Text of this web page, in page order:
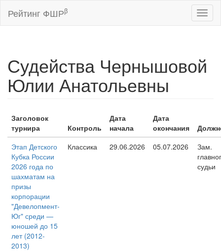
Рейтинг ФШРβ
Судейства Чернышовой
Юлии Анатольевны
Заголовок
турнира
Контроль
Дата
начала
Дата
окончания
Этап Детского
Кубка России
2026 года по
шахматам на
призы
корпорации
"Девелопмент-
Юг" среди —
юношей до 15
лет (2012-
2013)
Классика 29.06.2026 05.07.2026
Зам.
судьи